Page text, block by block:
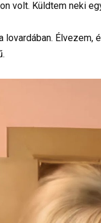
volt. Küldtem neki
lovardában.